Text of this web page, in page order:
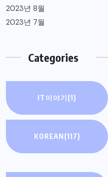
2023년 8월
2023년 7월
Categories
IT이야기(1)
KOREAN(117)